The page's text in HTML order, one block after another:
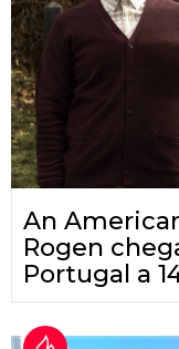
An
Rogen
Portugal a